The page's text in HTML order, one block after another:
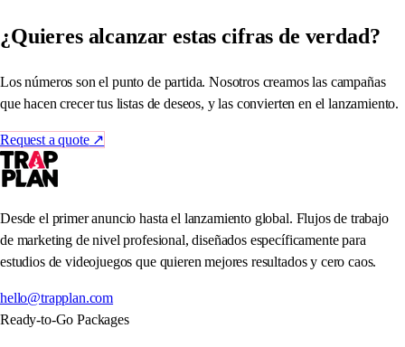
¿Quieres alcanzar estas cifras de verdad?
Los números son el punto de partida. Nosotros creamos las campañas
que hacen crecer tus listas de deseos, y las convierten en el lanzamiento.
Request a quote↗
Desde el primer anuncio hasta el lanzamiento global. Flujos de trabajo
de marketing de nivel profesional, diseñados específicamente para
estudios de videojuegos que quieren mejores resultados y cero caos.
hello@trapplan.com
Ready-to-Go Packages